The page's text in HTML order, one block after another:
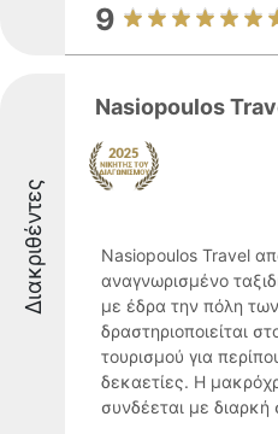
9
Διακριθέντες
Nasiopoulos
Nasiopoulos Travel
αναγνωρισμένο
με έδρα την πόλη
δραστηριοποιείται
τουρισμού για
δεκαετίες. Η
συνδέεται με διαρκή